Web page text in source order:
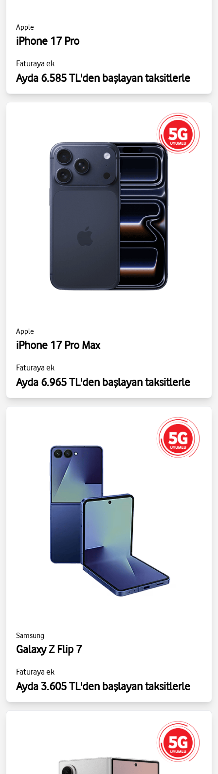
Apple
iPhone 17 Pro
Faturaya ek
Ayda 6.585 TL'den başlayan taksitlerle
Apple
iPhone 17 Pro Max
Faturaya ek
Ayda 6.965 TL'den başlayan taksitlerle
Samsung
Galaxy Z Flip 7
Faturaya ek
Ayda 3.605 TL'den başlayan taksitlerle